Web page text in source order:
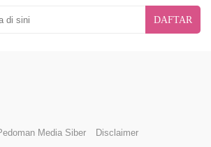
DAFTAR
Media Siber
Disclaimer